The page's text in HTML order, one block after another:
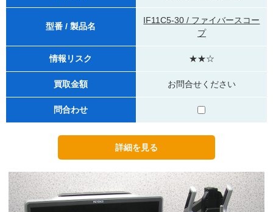
型番 / 製品名
IF11C5-30 / ファイバースコー
プ
情報リスク ★★☆
買取金額 お問合せください
問合わせ